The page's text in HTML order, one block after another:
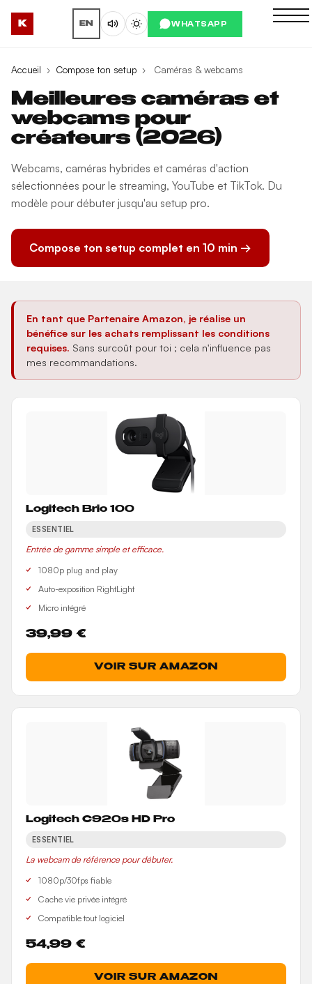
K EN WHATSAPP
Accueil › Compose ton setup › Caméras & webcams
Meilleures caméras et
webcams pour
créateurs (2026)
Webcams, caméras hybrides et caméras d'action
sélectionnées pour le streaming, YouTube et TikTok. Du
modèle pour débuter jusqu'au setup pro.
Compose ton setup complet en 10 min →
En tant que Partenaire Amazon, je réalise un
bénéfice sur les achats remplissant les conditions
requises. Sans surcoût pour toi ; cela n'influence pas
mes recommandations.
Logitech Brio 100
ESSENTIEL
Entrée de gamme simple et efficace.
1080p plug and play
Auto-exposition RightLight
Micro intégré
39,99 €
VOIR SUR AMAZON
Logitech C920s HD Pro
ESSENTIEL
La webcam de référence pour débuter.
1080p/30fps fiable
Cache vie privée intégré
Compatible tout logiciel
54,99 €
VOIR SUR AMAZON